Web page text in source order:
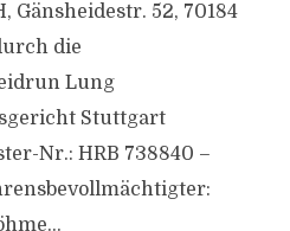
Gänsheidestr. 52, 70184
die
Lung
Stuttgart
Nr.: HRB 738840 –